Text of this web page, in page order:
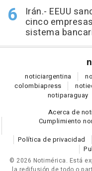
Irán.- EEUU
cinco
sistema
noticiargentina
colombiapress noti
notiparaguay
Acerca de
Cumplimiento
Política de privacidad
© 2026 Notimérica. Está